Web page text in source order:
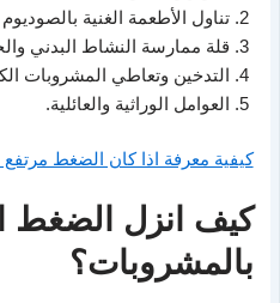
تناول الأطعمة الغنية
قلة ممارسة النشاط البدني
التدخين وتعاطي المشروبات
العوامل الوراثية والعائلية.
كيفية معرفة اذا كان الضغط
كيف انزل الضغط
بالمشروبات؟